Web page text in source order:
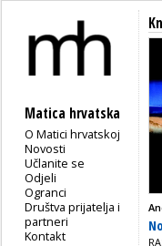
Matica hrvatska
O Matici hrvatskoj
Novosti
Učlanite se
Odjeli
Ogranci
Društva prijatelja i
partneri
Kontakt